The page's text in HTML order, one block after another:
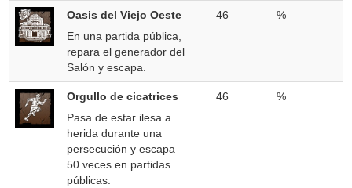
Oasis del Viejo Oeste
En una partida pública,
repara el generador del
Salón y escapa.
46 %
Orgullo de cicatrices
Pasa de estar ilesa a
herida durante una
persecución y escapa
50 veces en partidas
públicas.
46 %